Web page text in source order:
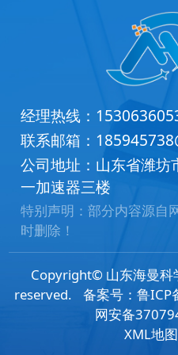
经理热线：
联系邮箱：
公司地址：山东省潍
一加速器三楼
特别声明：部分内容源自
时删除！
Copyright© 山东海曼科
reserved.
备案号：鲁ICP
网安备
XML地图